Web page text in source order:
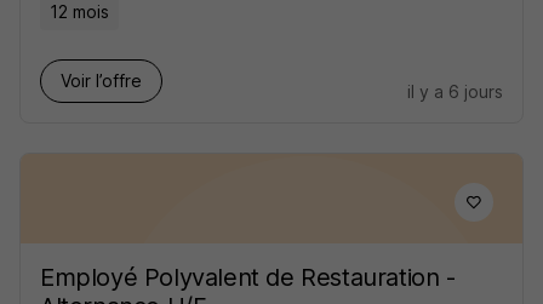
12 mois
Voir l’offre
il y a 6 jours
Employé Polyvalent de Restauration -